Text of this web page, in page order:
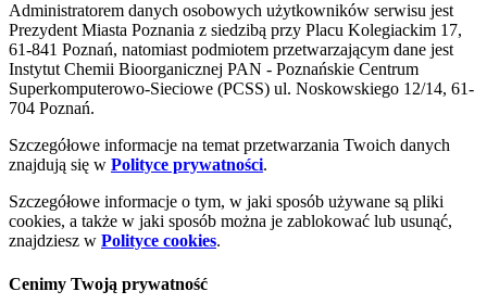
Administratorem danych osobowych użytkowników serwisu jest
Prezydent Miasta Poznania z siedzibą przy Placu Kolegiackim 17,
61-841 Poznań, natomiast podmiotem przetwarzającym dane jest
Instytut Chemii Bioorganicznej PAN - Poznańskie Centrum
Superkomputerowo-Sieciowe (PCSS) ul. Noskowskiego 12/14, 61-
704 Poznań.
Szczegółowe informacje na temat przetwarzania Twoich danych
znajdują się w Polityce prywatności.
Szczegółowe informacje o tym, w jaki sposób używane są pliki
cookies, a także w jaki sposób można je zablokować lub usunąć,
znajdziesz w Polityce cookies.
Cenimy Twoją prywatność